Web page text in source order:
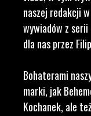
naszej redakcji
wywiadów z serii
dla nas przez
Bohaterami
marki, jak
Kochanek, ale